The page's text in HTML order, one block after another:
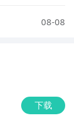
08-08
下载